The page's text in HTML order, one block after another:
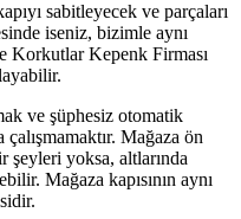
sabitleyecek ve parçaları
iseniz, bizimle aynı
Korkutlar Kepenk Firması
ve şüphesiz otomatik
Mağaza ön
şeyleri yoksa, altlarında
Mağaza kapısının aynı